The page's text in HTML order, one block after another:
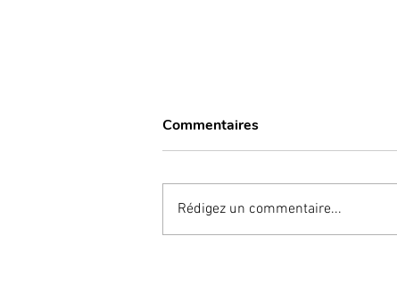
Commentaires
Rédigez un commentaire...